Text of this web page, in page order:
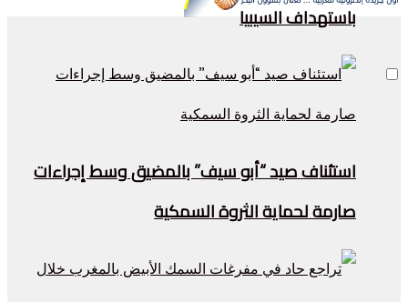
باستهداف السيبيا
استئناف صيد “أبو سيف” بالمضيق وسط إجراءات
صارمة لحماية الثروة السمكية